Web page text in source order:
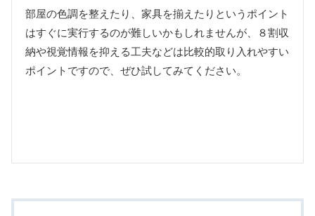
部屋の色調を整えたり、家具を揃えたりというポイント
はすぐに実行するのが難しいかもしれませんが、８割収
納や視覚情報を抑える工夫などは比較的取り入れやすい
ポイントですので、ぜひ試してみてください。